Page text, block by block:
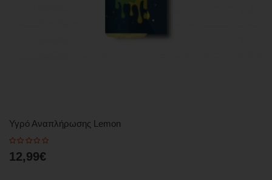
Υγρό Αναπλήρωσης Lemon
12,99€